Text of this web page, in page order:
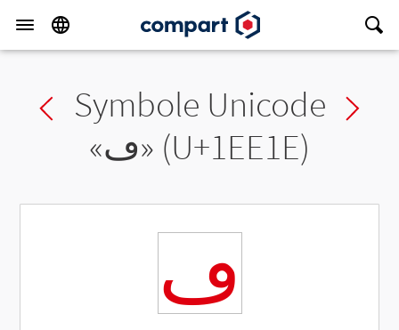
Previous char
Symbole Unicode
«𞸞» (U+1EE1E)
𞸞